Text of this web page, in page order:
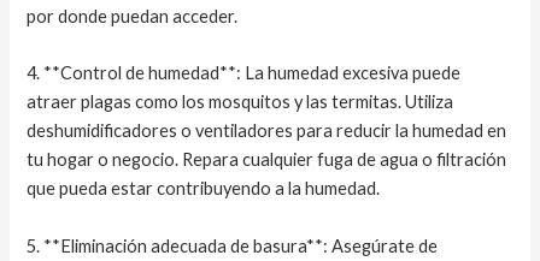
por donde puedan acceder.
4. **Control de humedad**: La humedad excesiva puede
atraer plagas como los mosquitos y las termitas. Utiliza
deshumidificadores o ventiladores para reducir la humedad en
tu hogar o negocio. Repara cualquier fuga de agua o filtración
que pueda estar contribuyendo a la humedad.
5. **Eliminación adecuada de basura**: Asegúrate de